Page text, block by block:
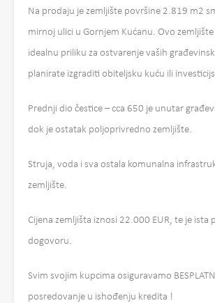
Na prodaju je zemljište površine 2.819 m2
mirnoj ulici u Gornjem Kućanu. Ovo
idealnu priliku za ostvarenje vaših
planirate izgraditi obiteljsku kuću ili
Prednji dio čestice – cca 650 je unutar
dok je ostatak poljoprivredno zemljište.
Struja, voda i sva ostala komunalna
zemljište.
Cijena zemljišta iznosi 22.000 EUR, te je ista
dogovoru.
Svim svojim kupcima osiguravamo
posredovanje u ishođenju kredita !